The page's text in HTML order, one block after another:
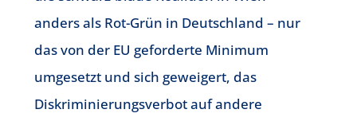
anders als Rot-Grün in Deutschland – nur
das von der EU geforderte Minimum
umgesetzt und sich geweigert, das
Diskriminierungsverbot auf andere